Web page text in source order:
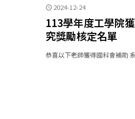
2024-12-24
113學年度工學院
究獎勵核定名單
恭喜以下老師獲得國科會補助